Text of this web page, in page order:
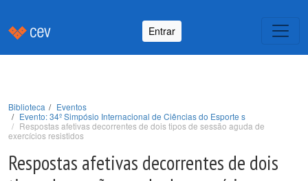
Entrar
Biblioteca
Eventos
Evento: 34º Simpósio Internacional de Ciências do Esporte s
Respostas afetivas decorrentes de dois tipos de sessão aguda de
exercícios resistidos
Respostas afetivas decorrentes de dois